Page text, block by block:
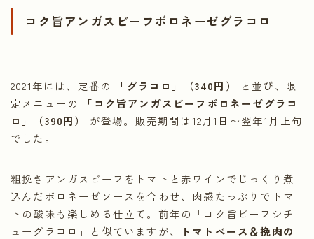
コク旨アンガスビーフボロネーゼグラコロ
2021年には、定番の 「グラコロ」（340円）
と並び、限
定メニューの
「コク旨アンガスビーフボロネーゼグラコ
ロ」（390円）
が登場。販売期間は12月1日〜翌年1月上旬
でした。
粗挽きアンガスビーフをトマトと赤ワインでじっくり煮
込んだボロネーゼソースを合わせ、肉感たっぷりでトマ
トの酸味も楽しめる仕立て。前年の「コク旨ビーフシチ
ューグラコロ」と似ていますが、
トマトベース＆挽肉の